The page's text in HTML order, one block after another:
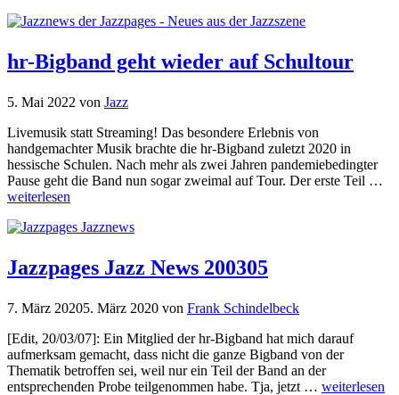
hr-Bigband geht wieder auf Schultour
5. Mai 2022 von Jazz
Livemusik statt Streaming! Das besondere Erlebnis von
handgemachter Musik brachte die hr-Bigband zuletzt 2020 in
hessische Schulen. Nach mehr als zwei Jahren pandemiebedingter
Pause geht die Band nun sogar zweimal auf Tour. Der erste Teil …
weiterlesen
Jazzpages Jazz News 200305
7. März 20205. März 2020 von Frank Schindelbeck
[Edit, 20/03/07]: Ein Mitglied der hr-Bigband hat mich darauf
aufmerksam gemacht, dass nicht die ganze Bigband von der
Thematik betroffen sei, weil nur ein Teil der Band an der
entsprechenden Probe teilgenommen habe. Tja, jetzt … weiterlesen